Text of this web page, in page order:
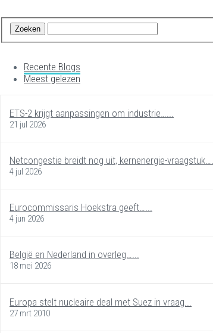
Recente Blogs
Meest gelezen
ETS-2 krijgt aanpassingen om industrie…...
21 jul 2026
Netcongestie breidt nog uit, kernenergie-vraagstuk…...
4 jul 2026
Eurocommissaris Hoekstra geeft…...
4 jun 2026
België en Nederland in overleg…...
18 mei 2026
Europa stelt nucleaire deal met Suez in vraag...
27 mrt 2010